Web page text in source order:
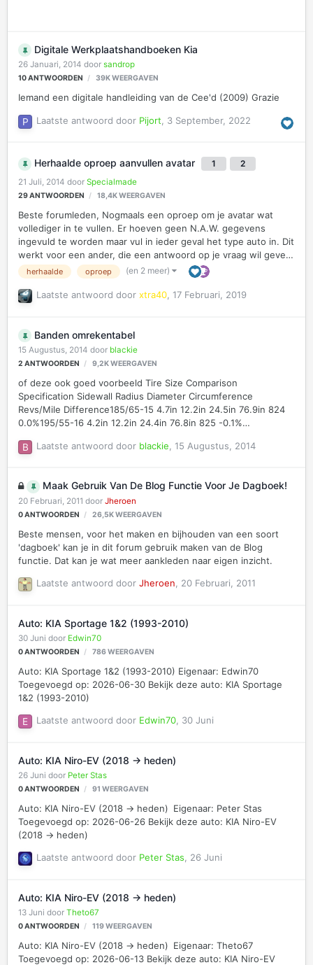
Digitale Werkplaatshandboeken Kia
26 Januari, 2014 door sandrop
10ANTWOORDEN 39KWEERGAVEN
Iemand een digitale handleiding van de Cee'd (2009) Grazie
Laatste antwoord door Pijort 3 September, 2022
Herhaalde oproep aanvullen avatar 1 2
21 Juli, 2014 door Specialmade
29ANTWOORDEN 18,4KWEERGAVEN
Beste forumleden, Nogmaals een oproep om je avatar wat
vollediger in te vullen. Er hoeven geen N.A.W. gegevens
ingevuld te worden maar vul in ieder geval het type auto in. Dit
werkt voor een ander, die een antwoord op je vraag wil geven
wat makkelijker. Grtz. Specialmade
Laatste antwoord door xtra40, 17 Februari, 2019
herhaalde oproep (en 2 meer)
Banden omrekentabel
15 Augustus, 2014 door blackie
2 ANTWOORDEN 9,2KWEERGAVEN
of deze ook goed voorbeeld Tire Size Comparison
Specification Sidewall Radius Diameter Circumference
Revs/Mile Difference185/65-15 4.7in 12.2in 24.5in 76.9in 824
0.0%195/55-16 4.2in 12.2in 24.4in 76.8in 825 -0.1%
info/omwisselingsberekening.htm
Laatste antwoord door blackie 15 Augustus, 2014
Maak Gebruik Van De Blog Functie Voor Je Dagboek!
20 Februari, 2011 door Jheroen
0ANTWOORDEN 26,5KWEERGAVEN
Beste mensen, voor het maken en bijhouden van een soort
'dagboek' kan je in dit forum gebruik maken van de Blog
functie. Dat kan je wat meer aankleden naar eigen inzicht.
Laatste antwoord door Jheroen, 20 Februari, 2011
Auto: KIA Sportage 1&2 (1993-2010)
30 Juni door Edwin70
0ANTWOORDEN 786WEERGAVEN
Auto: KIA Sportage 1&2 (1993-2010) Eigenaar: Edwin70
Toegevoegd op: 2026-06-30 Bekijk deze auto: KIA Sportage
1&2 (1993-2010)
Laatste antwoord door Edwin70, 30 Juni
Auto: KIA Niro-EV (2018 -> heden)
26 Juni door Peter Stas
0ANTWOORDEN 91 WEERGAVEN
Auto: KIA Niro-EV (2018 -> heden) Eigenaar: Peter Stas
Toegevoegd op: 2026-06-26 Bekijk deze auto: KIA Niro-EV
(2018 -> heden)
Laatste antwoord door Peter Stas, 26 Juni
Auto: KIA Niro-EV (2018 -> heden)
13 Juni door Theto67
0ANTWOORDEN 119WEERGAVEN
Auto: KIA Niro-EV (2018 -> heden) Eigenaar: Theto67
Toegevoegd op: 2026-06-13 Bekijk deze auto: KIA Niro-EV